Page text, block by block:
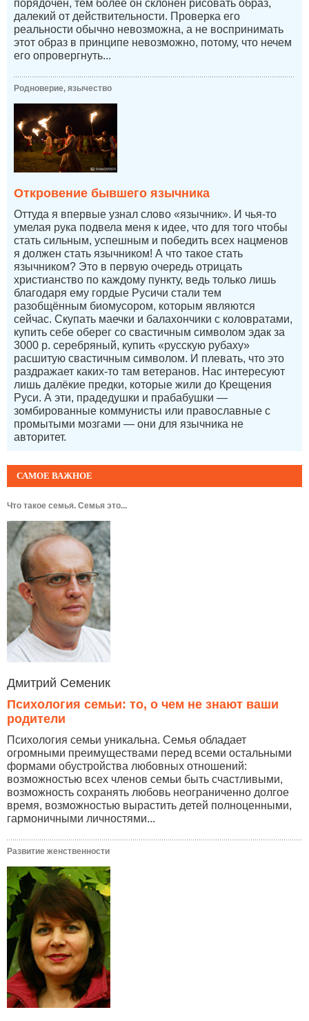
САМОЕ ВАЖНОЕ
Что такое семья. Семья это...
Дмитрий Семеник
Психология семьи: то, о чем не знают ваши
родители
Психология семьи уникальна. Семья обладает
огромными преимуществами перед всеми остальными
формами обустройства любовных отношений:
возможностью всех членов семьи быть счастливыми,
возможность сохранять любовь неограниченно долгое
время, возможностью вырастить детей полноценными,
гармоничными личностями...
Развитие женственности
порядочен, тем более он склонен рисовать образ,
далекий от действительности. Проверка его
реальности обычно невозможна, а не воспринимать
этот образ в принципе невозможно, потому, что нечем
его опровергнуть...
Родноверие, язычество
Откровение бывшего язычника
Оттуда я впервые узнал слово «язычник». И чья-то
умелая рука подвела меня к идее, что для того чтобы
стать сильным, успешным и победить всех нацменов
я должен стать язычником! А что такое стать
язычником? Это в первую очередь отрицать
христианство по каждому пункту, ведь только лишь
благодаря ему гордые Русичи стали тем
разобщённым биомусором, которым являются
сейчас. Скупать маечки и балахончики с коловратами,
купить себе оберег со свастичным символом эдак за
3000 р. серебряный, купить «русскую рубаху»
расшитую свастичным символом. И плевать, что это
раздражает каких-то там ветеранов. Нас интересуют
лишь далёкие предки, которые жили до Крещения
Руси. А эти, прадедушки и прабабушки —
зомбированные коммунисты или православные с
промытыми мозгами — они для язычника не
авторитет.